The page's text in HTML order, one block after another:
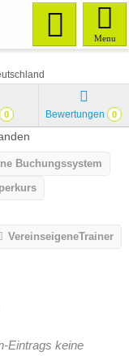
Menu
0 Bewertungen 0
Buchungssystem
VereinseigeneTrainer
Eintrags keine